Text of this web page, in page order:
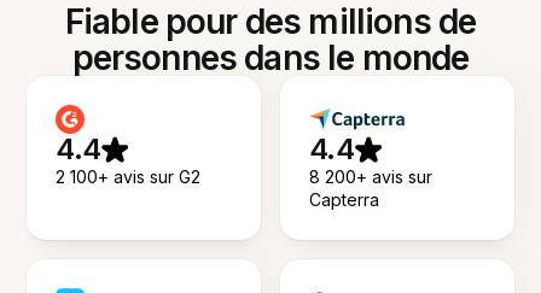
Fiable pour des millions de
personnes dans le monde
4.4
2 100+ avis sur G2
4.4
8 200+ avis sur
Capterra